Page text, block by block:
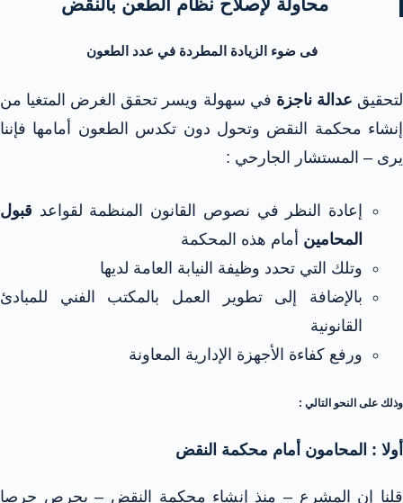
محاولة لإصلاح نظام الطعن بالنقض
فى ضوء الزيادة المطردة في عدد الطعون
لتحقيق عدالة ناجزة في سهولة ويسر تحقق الغرض المتغيا من
إنشاء محكمة النقض وتحول دون تكدس الطعون أمامها فإننا
يرى – المستشار الجارحي :
إعادة النظر في نصوص القانون المنظمة لقواعد قبول
المحامين أمام هذه المحكمة
وتلك التي تحدد وظيفة النيابة العامة لديها
بالإضافة إلى تطوير العمل بالمكتب الفني للمبادئ
القانونية
ورفع كفاءة الأجهزة الإدارية المعاونة
وذلك على النحو التالي :
أولا : المحامون أمام محكمة النقض
قلنا إن المشرع – منذ إنشاء محكمة النقض – يحرص حرصا